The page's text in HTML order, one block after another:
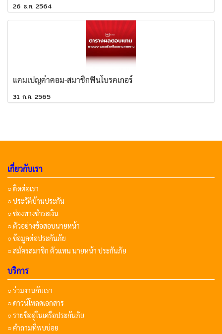
26 ธ.ค. 2564
แคมเปญค่าคอม-สมาชิกฟินโบรคเกอร์
31 ก.ค. 2565
เกี่ยวกับเรา
○ ติดต่อเรา
○ ประวัติบ้านประกัน
○ ช่องทางชำระเงิน
○ ตัวอย่างข้อสอบนายหน้า
○ ข้อมูลต่อประกันภัย
○ สมัครสมาชิก ตัวแทน นายหน้า ประกันภัย
บริการ
○ ร่วมงานกับเรา
○ ดาวน์โหลดเอกสาร
○ รายชื่ออู่ในเครือประกันภัย
○ คำถามที่พบบ่อย